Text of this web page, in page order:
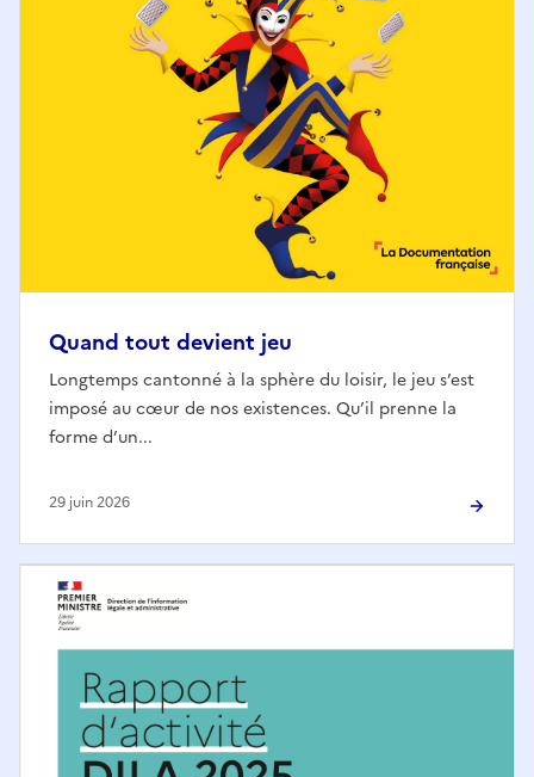
Quand tout devient jeu
Longtemps cantonné à la sphère du loisir, le jeu s’est
imposé au cœur de nos existences. Qu’il prenne la
forme d’un...
29 juin 2026